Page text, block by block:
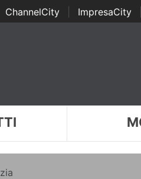
ChannelCity ImpresaCity